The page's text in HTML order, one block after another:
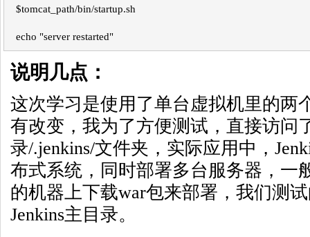
$tomcat_path/bin/startup.sh
echo "server restarted"
说明几点：
这次学习是使用了单台虚拟机里的两
有改变，我为了方便测试，直接访问
录/.jenkins/文件夹，实际应用中，
布式系统，同时部署多台服务器，一
的机器上下载war包来部署，我们测
Jenkins主目录。